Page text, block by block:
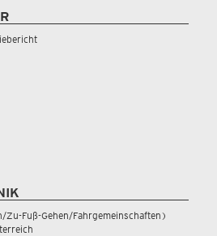
Fuß-Gehen/Fahrgemeinschaften)